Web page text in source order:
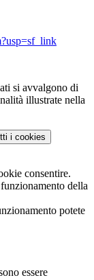
si avvalgono di
illustrate nella
i cookies
consentire.
della
potete
essere